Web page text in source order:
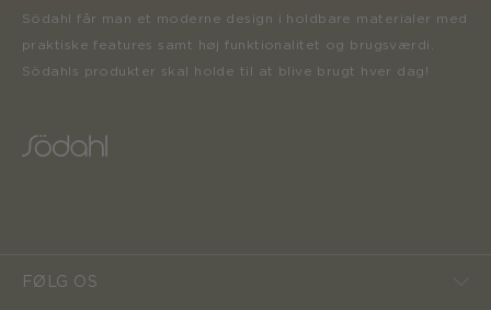
Södahl får man et moderne design i holdbare materialer med
praktiske features samt høj funktionalitet og brugsværdi.
Södahls produkter skal holde til at blive brugt hver dag!
FØLG OS